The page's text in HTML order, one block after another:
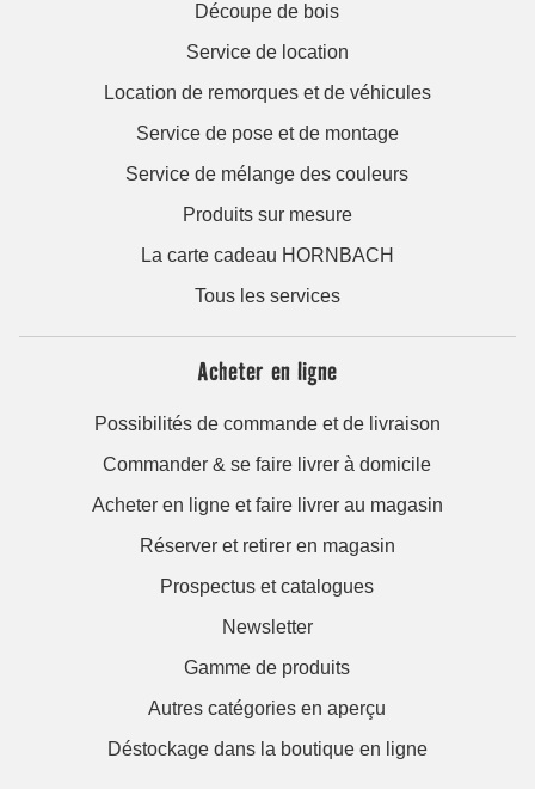
Découpe de bois
Service de location
Location de remorques et de véhicules
Service de pose et de montage
Service de mélange des couleurs
Produits sur mesure
La carte cadeau HORNBACH
Tous les services
Acheter en ligne
Possibilités de commande et de livraison
Commander & se faire livrer à domicile
Acheter en ligne et faire livrer au magasin
Réserver et retirer en magasin
Prospectus et catalogues
Newsletter
Gamme de produits
Autres catégories en aperçu
Déstockage dans la boutique en ligne